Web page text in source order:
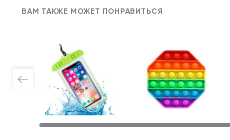
ВАМ ТАКЖЕ МОЖЕТ ПОНРАВИТЬСЯ